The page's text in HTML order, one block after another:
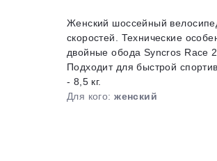
Женский шоссейный
скоростей. Технические
двойные обода Syncros Race
Подходит для быстрой
- 8,5 кг.
Для кого:женский
Подробнееоб оплате Плайтом